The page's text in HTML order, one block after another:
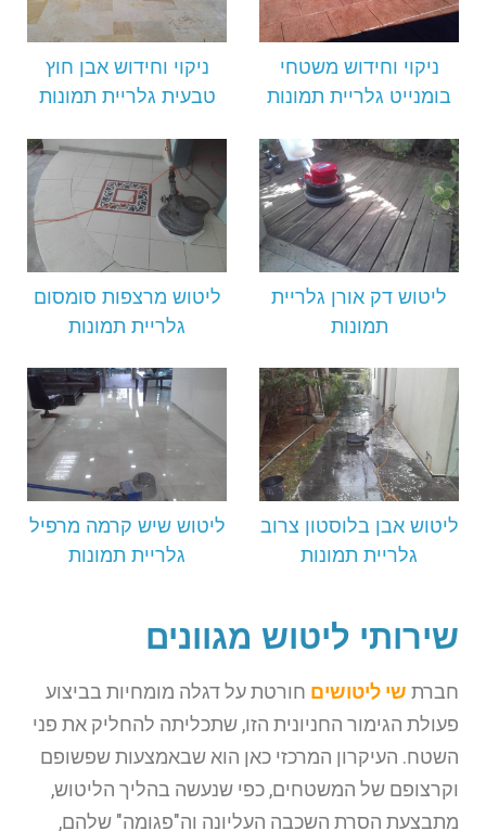
ניקוי וחידוש משטחי
בומנייט גלריית תמונות
ניקוי וחידוש אבן חוץ
טבעית גלריית תמונות
ליטוש דק אורן גלריית
תמונות
ליטוש מרצפות סומסום
גלריית תמונות
ליטוש אבן בלוסטון צרוב
גלריית תמונות
ליטוש שיש קרמה מרפיל
גלריית תמונות
שירותי ליטוש מגוונים
חברת שי ליטושים חורטת על דגלה מומחיות בביצוע
פעולת הגימור החניונית הזו, שתכליתה להחליק את פני
השטח. העיקרון המרכזי כאן הוא שבאמצעות שפשופם
וקרצופם של המשטחים, כפי שנעשה בהליך הליטוש,
מתבצעת הסרת השכבה העליונה וה"פגומה" שלהם,